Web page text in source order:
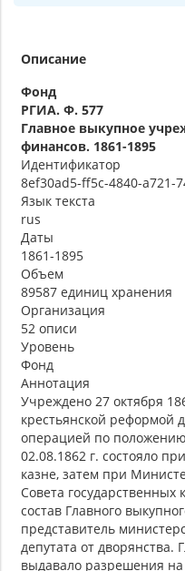
Описание
Фонд
РГИА. Ф. 577
Главное выкупное
финансов. 1861-1895
Идентификатор
8ef30ad5-ff5c-4840-a721-
Язык текста
rus
Даты
1861-1895
Объем
89587 единиц хранения
Организация
52 описи
Уровень
Фонд
Аннотация
Учреждено 27 октября
крестьянской реформой
операцией по
02.08.1862 г. состояло
казне, затем при
Совета
состав Главного
представитель
депутата от дворянства.
выдавало разрешения